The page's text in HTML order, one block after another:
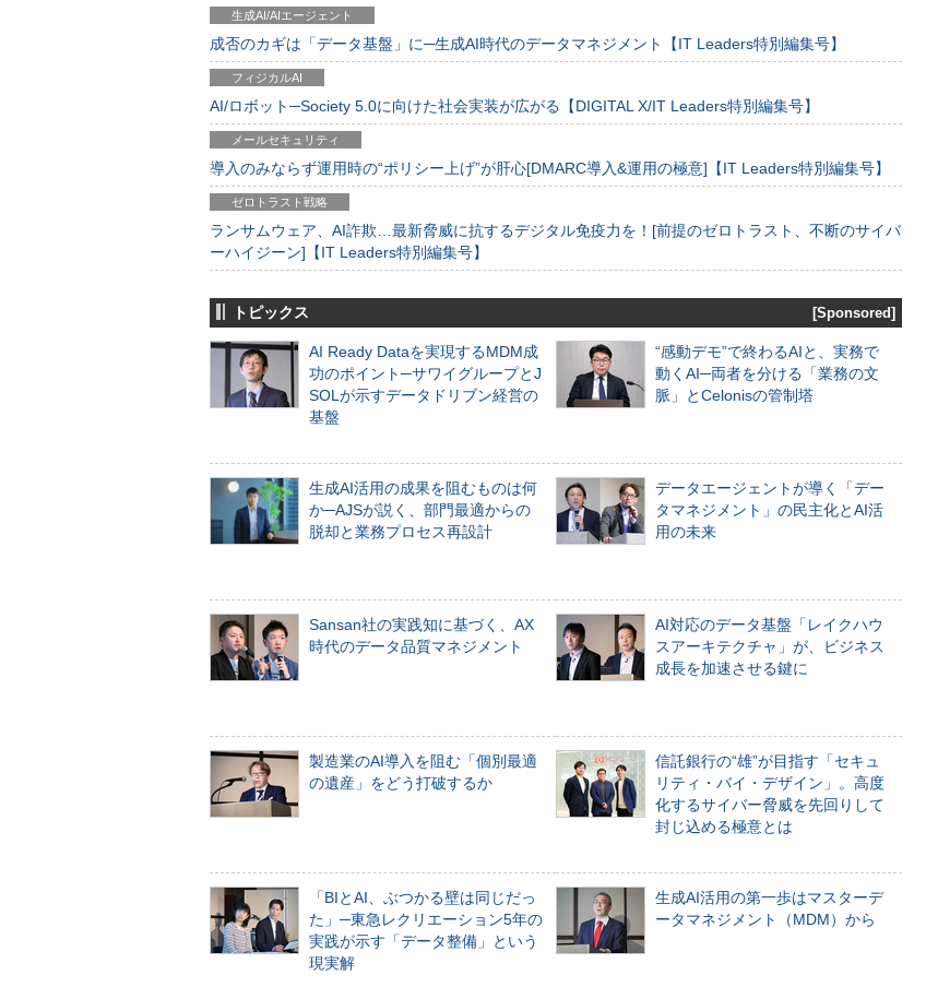
生成AI/AIエージェント
成否のカギは「データ基盤」に─生成AI時代のデータマネジメント【IT Leaders特別編集号】
フィジカルAI
AI/ロボット─Society 5.0に向けた社会実装が広がる【DIGITAL X/IT Leaders特別編集号】
メールセキュリティ
導入のみならず運用時の“ポリシー上げ”が肝心[DMARC導入&運用の極意]【IT Leaders特別編集号】
ゼロトラスト戦略
ランサムウェア、AI詐欺…最新脅威に抗するデジタル免疫力を！[前提のゼロトラスト、不断のサイバ
ーハイジーン]【IT Leaders特別編集号】
トピックス [Sponsored]
AI Ready Dataを実現するMDM成
功のポイント─サワイグループとJ
SOLが示すデータドリブン経営の
基盤
“感動デモ”で終わるAIと、実務で
動くAI─両者を分ける「業務の文
脈」とCelonisの管制塔
生成AI活用の成果を阻むものは何
か─AJSが説く、部門最適からの
脱却と業務プロセス再設計
データエージェントが導く「デー
タマネジメント」の民主化とAI活
用の未来
Sansan社の実践知に基づく、AX
時代のデータ品質マネジメント
AI対応のデータ基盤「レイクハウ
スアーキテクチャ」が、ビジネス
成長を加速させる鍵に
製造業のAI導入を阻む「個別最適
の遺産」をどう打破するか
信託銀行の“雄”が目指す「セキュ
リティ・バイ・デザイン」。高度
化するサイバー脅威を先回りして
封じ込める極意とは
「BIとAI、ぶつかる壁は同じだっ
た」─東急レクリエーション5年の
実践が示す「データ整備」という
現実解
生成AI活用の第一歩はマスターデ
ータマネジメント（MDM）から